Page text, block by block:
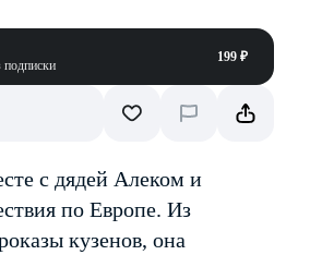
подписки
199 ₽
с дядей Алеком и
по Европе. Из
кузенов, она